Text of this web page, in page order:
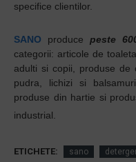
specifice clientilor.
SANO produce peste
categorii: articole de
adulti si copii, produse de
pudra, lichizi si
produse din hartie si
industrial.
ETICHETE: sano